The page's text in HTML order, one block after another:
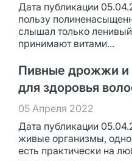
Дата публикации
пользу
слышал только
принимают витами...
Пивные дрожжи и
для здоровья
05 Апреля 2022
Дата публикации
живые организмы,
есть практически на